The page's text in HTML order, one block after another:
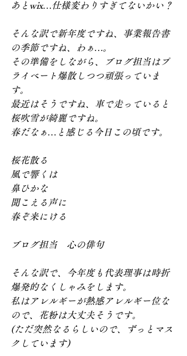
あとwix…仕様変わりすぎてないかい？
そんな訳で新年度ですね、事業報告書
の季節ですね、わぁ…。
その準備をしながら、ブログ担当はプ
ライベート爆散しつつ頑張っていま
す。
最近はそうですね、車で走っていると
桜吹雪が綺麗ですね。
春だなぁ…と感じる今日この頃です。
桜花散る
風で響くは
鼻ひかな
聞こえる声に
春ぞ来にける
ブログ担当　心の俳句
そんな訳で、今年度も代表理事は時折
爆発的なくしゃみをします。
私はアレルギーが熱感アレルギー位な
ので、花粉は大丈夫そうです。
(ただ突然なるらしいので、ずっとマス
クしています)